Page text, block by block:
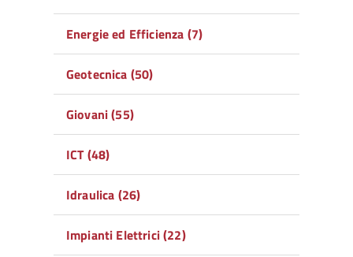
Energie ed Efficienza (7)
Geotecnica (50)
Giovani (55)
ICT (48)
Idraulica (26)
Impianti Elettrici (22)